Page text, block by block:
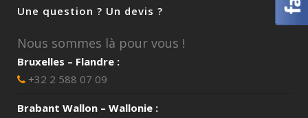
Une question ? Un devis ?
Nous sommes là pour vous !
Bruxelles – Flandre :
+32 2 588 07 09
Brabant Wallon – Wallonie :